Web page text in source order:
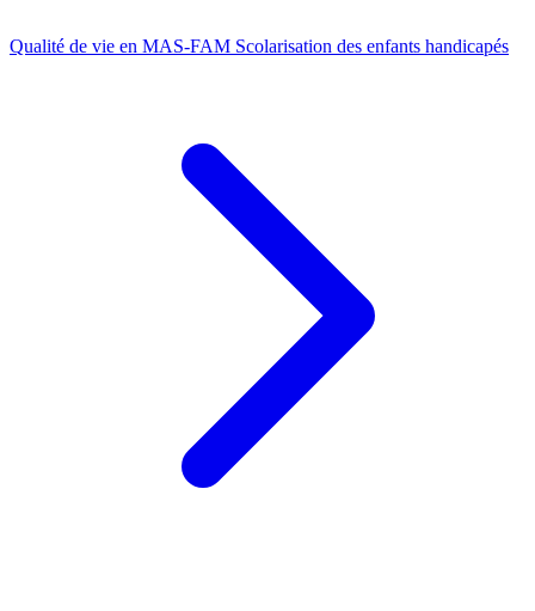
Qualité de vie en MAS-FAM Scolarisation des enfants handicapés